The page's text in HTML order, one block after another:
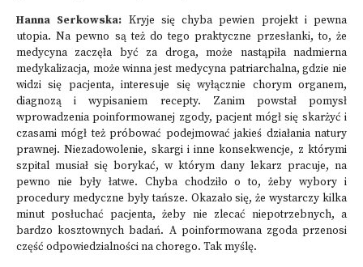
Hanna Serkowska: Kryje się chyba pewien projekt i pewna
utopia. Na pewno są też do tego praktyczne przesłanki, to, że
medycyna zaczęła być za droga, może nastąpiła nadmierna
medykalizacja, może winna jest medycyna patriarchalna, gdzie nie
widzi się pacjenta, interesuje się wyłącznie chorym organem,
diagnozą i wypisaniem recepty. Zanim powstał pomysł
wprowadzenia poinformowanej zgody, pacjent mógł się skarżyć i
czasami mógł też próbować podejmować jakieś działania natury
prawnej. Niezadowolenie, skargi i inne konsekwencje, z którymi
szpital musiał się borykać, w którym dany lekarz pracuje, na
pewno nie były łatwe. Chyba chodziło o to, żeby wybory i
procedury medyczne były tańsze. Okazało się, że wystarczy kilka
minut posłuchać pacjenta, żeby nie zlecać niepotrzebnych, a
bardzo kosztownych badań. A poinformowana zgoda przenosi
część odpowiedzialności na chorego. Tak myślę.